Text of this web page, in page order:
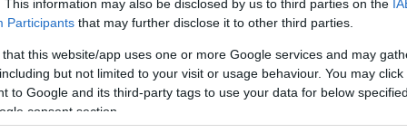
This information may also be disclosed by us to third parties on the
Participants that may further disclose it to other third parties.
that this website/app uses one or more Google services and may
but not limited to your visit or usage behaviour. You may
to Google and its third-party tags to use your data for below
consent section.